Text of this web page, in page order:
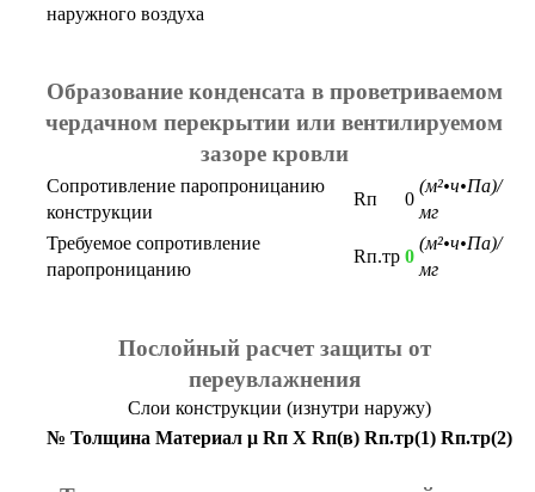
наружного воздуха
Образование конденсата в проветриваемом
чердачном перекрытии или вентилируемом
зазоре кровли
Сопротивление паропроницанию
конструкции
Rп 0
(м²•ч•Па)/
мг
Требуемое сопротивление
паропроницанию
Rп.тр 0
(м²•ч•Па)/
мг
Послойный расчет защиты от
переувлажнения
Слои конструкции (изнутри наружу)
№ Толщина Материал μ Rп X Rп(в) Rп.тр(1) Rп.тр(2)